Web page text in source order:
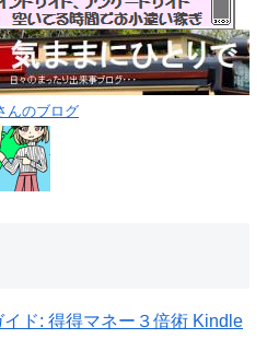
んのブログ
ド: 得得マネー３倍術 Kindle